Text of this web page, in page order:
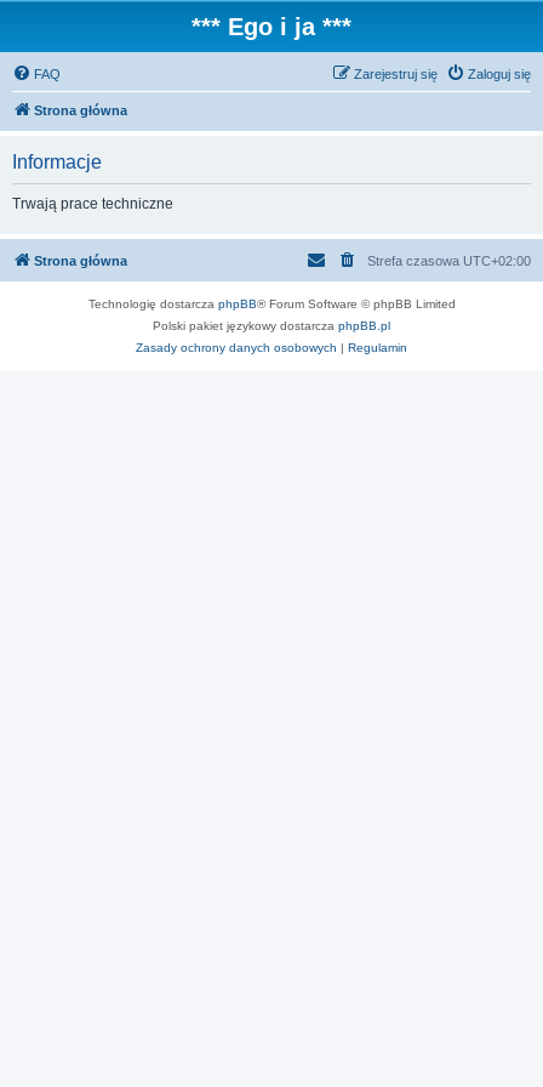
*** Ego i ja ***
FAQ Zaloguj się
Zarejestruj się
Strona główna
Informacje
Trwają prace techniczne
Strona główna Strefa czasowa UTC+02:00
Technologię dostarcza phpBB® Forum Software © phpBB Limited
Polski pakiet językowy dostarcza phpBB.pl
Zasady ochrony danych osobowych | Regulamin